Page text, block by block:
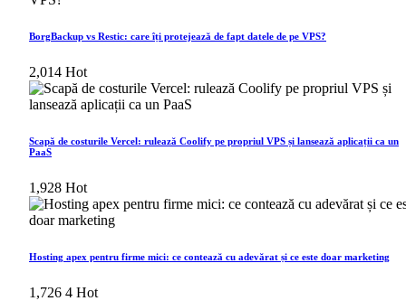
BorgBackup vs Restic: care îți protejează de fapt datele de pe VPS?
2,014 Hot
Scapă de costurile Vercel: rulează Coolify pe propriul VPS și lansează aplicații ca un
PaaS
1,928 Hot
Hosting apex pentru firme mici: ce contează cu adevărat și ce este doar marketing
1,726 4 Hot